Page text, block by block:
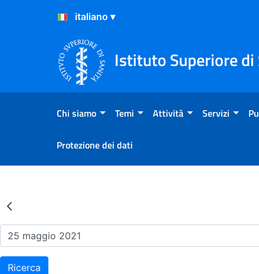
Salta al Contenuto
Salta al Footer
Istituto Superiore di
Chi siamo Temi Attività Servizi
Protezione dei dati
Risultati della Ricerca -
Ricerca